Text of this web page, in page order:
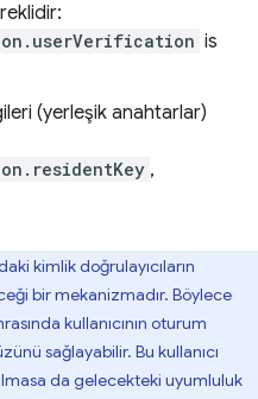
is
(yerleşik anahtarlar)
,
kimlik doğrulayıcıların
bir mekanizmadır. Böylece
kullanıcının oturum
sağlayabilir. Bu kullanıcı
da gelecekteki uyumluluk